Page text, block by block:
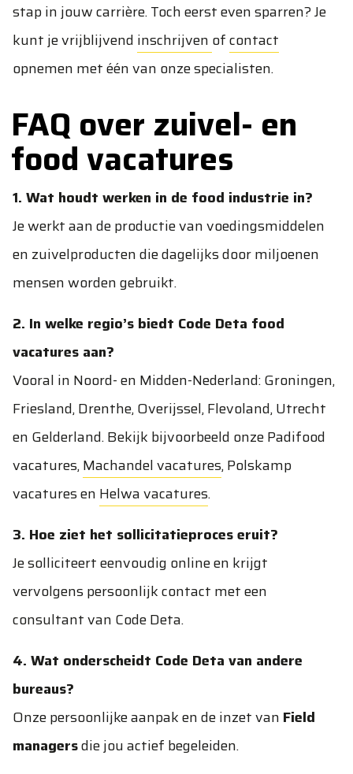
stap in jouw carrière. Toch eerst even sparren? Je
kunt je vrijblijvend inschrijven ofcontact
opnemen met één van onze specialisten.
FAQ over zuivel- en
food vacatures
1. Wat houdt werken in de food industrie in?
Je werkt aan de productie van voedingsmiddelen
en zuivelproducten die dagelijks door miljoenen
mensen worden gebruikt.
2. In welke regio’s biedt Code Deta food
vacatures aan?
Vooral in Noord- en Midden-Nederland: Groningen,
Friesland, Drenthe, Overijssel, Flevoland, Utrecht
en Gelderland. Bekijk bijvoorbeeld onzePadifood
vacatures,Machandel vacatures,Polskamp
vacaturesen Helwa vacatures.
3. Hoe ziet het sollicitatieproces eruit?
Je solliciteert eenvoudig online en krijgt
vervolgens persoonlijk contact met een
consultant van Code Deta.
4. Wat onderscheidt Code Deta van andere
bureaus?
Onze persoonlijke aanpak en de inzet van Field
managersdie jou actief begeleiden.